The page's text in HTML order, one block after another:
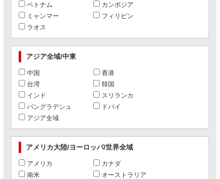
ベトナム
カンボジア
ミャンマー
フィリピン
ラオス
アジア全域/中東
中国
香港
台湾
韓国
インド
スリランカ
バングラデシュ
ドバイ
アジア全域
アメリカ大陸/ヨーロッパ/世界全域
アメリカ
カナダ
南米
オーストラリア